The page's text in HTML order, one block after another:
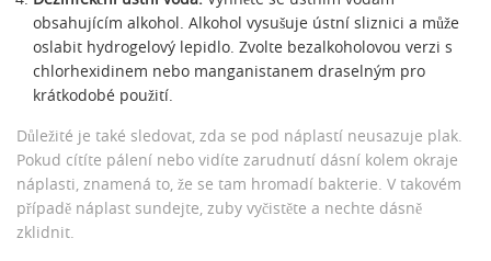
obsahujícím alkohol. Alkohol vysušuje ústní sliznici a může
oslabit hydrogelový lepidlo. Zvolte bezalkoholovou verzi s
chlorhexidinem nebo manganistanem draselným pro
krátkodobé použití.
Důležité je také sledovat, zda se pod náplastí neusazuje plak.
Pokud cítíte pálení nebo vidíte zarudnutí dásní kolem okraje
náplasti, znamená to, že se tam hromadí bakterie. V takovém
případě náplast sundejte, zuby vyčistěte a nechte dásně
zklidnit.